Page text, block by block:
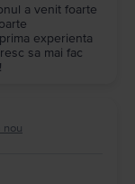
a venit foarte
experienta
sa mai fac
nou